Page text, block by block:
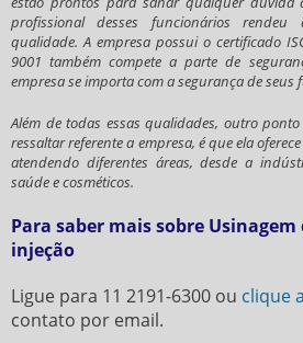
profissional desses funcionários rendeu
qualidade. A empresa possui o certificado
9001 também compete a parte de
empresa se importa com a segurança de seus
Além de todas essas qualidades, outro
ressaltar referente a empresa, é que ela
atendendo diferentes áreas, desde a
saúde e cosméticos.
Para saber mais sobre
injeção
Ligue para 11 2191-6300 ou clique
contato por email.